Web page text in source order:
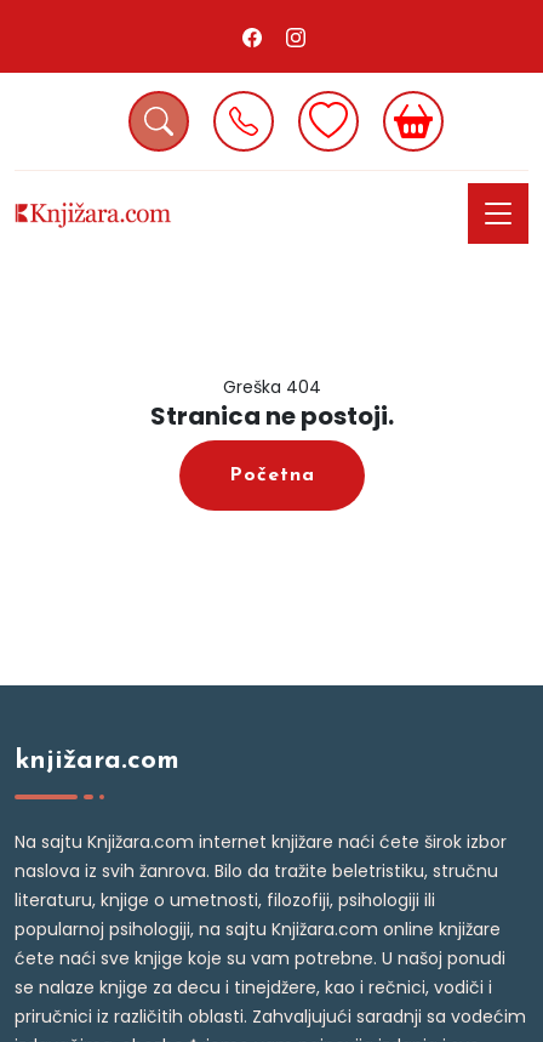
Greška 404
Stranica ne postoji.
Početna
knjižara.com
Na sajtu Knjižara.com internet knjižare naći ćete širok izbor
naslova iz svih žanrova. Bilo da tražite beletristiku, stručnu
literaturu, knjige o umetnosti, filozofiji, psihologiji ili
popularnoj psihologiji, na sajtu Knjižara.com online knjižare
ćete naći sve knjige koje su vam potrebne. U našoj ponudi
se nalaze knjige za decu i tinejdžere, kao i rečnici, vodiči i
priručnici iz različitih oblasti. Zahvaljujući saradnji sa vodećim